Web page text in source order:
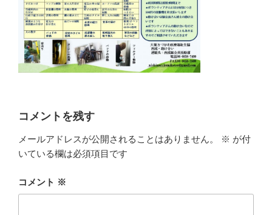
コメントを残す
メールアドレスが公開されることはありません。 ※ が付
いている欄は必須項目です
コメント ※